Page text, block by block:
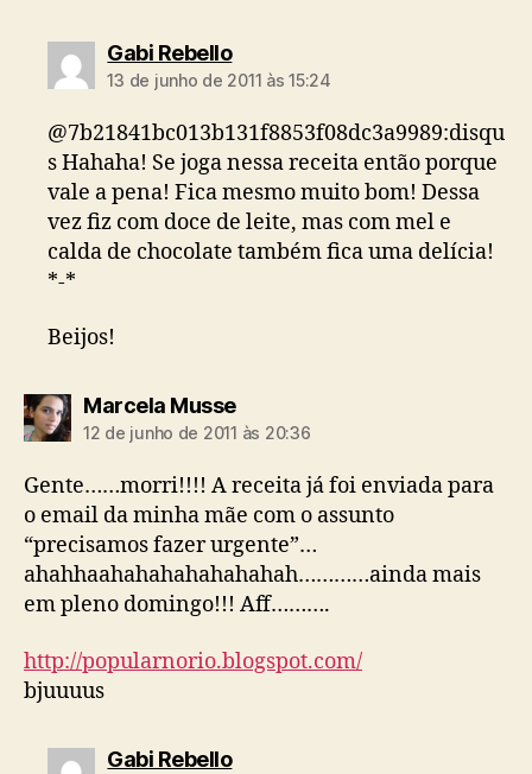
Gabi Rebellodiz:
13 de junho de 2011 às 15:24
@7b21841bc013b131f8853f08dc3a9989:disqu
s Hahaha! Se joga nessa receita então porque
vale a pena! Fica mesmo muito bom! Dessa
vez fiz com doce de leite, mas com mel e
calda de chocolate também fica uma delícia!
*-*
Beijos!
Marcela Mussediz:
12 de junho de 2011 às 20:36
Gente……morri!!!! A receita já foi enviada para
o email da minha mãe com o assunto
“precisamos fazer urgente”…
ahahhaahahahahahahahah…………ainda mais
em pleno domingo!!! Aff……….
http://popularnorio.blogspot.com/
bjuuuus
Gabi Rebellodiz: